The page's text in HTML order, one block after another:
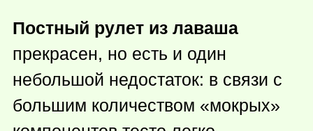
Постный рулет из лаваша
прекрасен, но есть и один
небольшой недостаток: в связи с
большим количеством «мокрых»